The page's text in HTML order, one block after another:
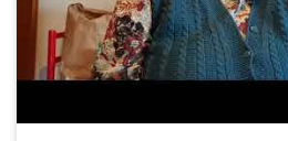
Frequente anche l'uso
Rocco all'interno del
Zignon/Cignon, Slincia,
dintorni; San Giovanni,